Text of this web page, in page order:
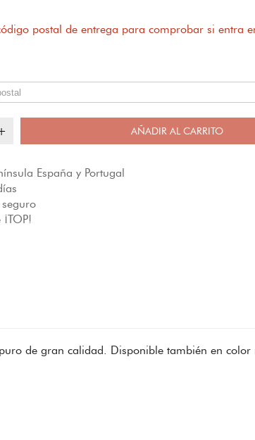
postal de entrega para comprobar si entra
AÑADIR AL CARRITO
España y Portugal
de gran calidad. Disponible también en color